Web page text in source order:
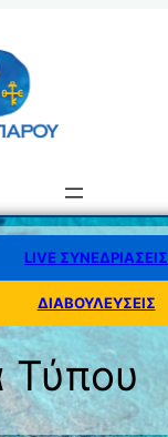
LIVE ΣΥΝΕΔΡΙΑΣΕΙΣ
ΔΙΑΒΟΥΛΕΥΣΕΙΣ
Τύπου